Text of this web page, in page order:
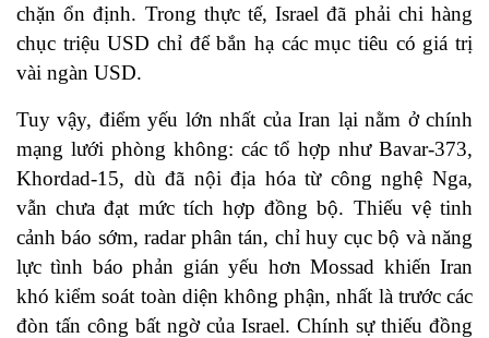
chặn ổn định. Trong thực tế, Israel đã phải chi hàng
chục triệu USD chỉ để bắn hạ các mục tiêu có giá trị
vài ngàn USD.
Tuy vậy, điểm yếu lớn nhất của Iran lại nằm ở chính
mạng lưới phòng không: các tổ hợp như Bavar‑373,
Khordad‑15, dù đã nội địa hóa từ công nghệ Nga,
vẫn chưa đạt mức tích hợp đồng bộ. Thiếu vệ tinh
cảnh báo sớm, radar phân tán, chỉ huy cục bộ và năng
lực tình báo phản gián yếu hơn Mossad khiến Iran
khó kiểm soát toàn diện không phận, nhất là trước các
đòn tấn công bất ngờ của Israel. Chính sự thiếu đồng